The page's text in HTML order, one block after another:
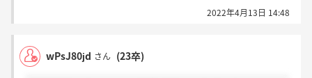
2022年4月13日 14:48
wPsJ80jd さん (23卒)